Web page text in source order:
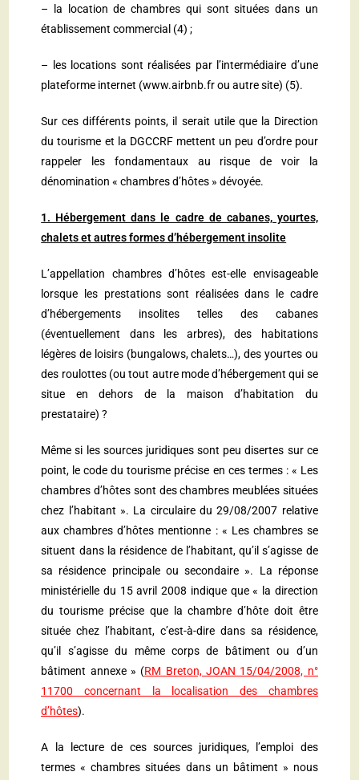
– la location de chambres qui sont situées dans un
établissement commercial (4) ;
– les locations sont réalisées par l’intermédiaire d’une
plateforme internet (www.airbnb.frou autre site) (5).
Sur ces différents points, il serait utile que la Direction
du tourisme et la DGCCRF mettent un peu d’ordre pour
rappeler les fondamentaux au risque de voir la
dénomination « chambres d’hôtes » dévoyée.
1. Hébergement dans le cadre de cabanes, yourtes,
chalets et autres formes d’hébergement insolite
L’appellation chambres d’hôtes est-elle envisageable
lorsque les prestations sont réalisées dans le cadre
d’hébergements insolites telles des cabanes
(éventuellement dans les arbres), des habitations
légères de loisirs (bungalows, chalets…), des yourtes ou
des roulottes (ou tout autre mode d’hébergement qui se
situe en dehors de la maison d’habitation du
prestataire) ?
Même si les sources juridiques sont peu disertes sur ce
point, le code du tourisme précise en ces termes : « Les
chambres d’hôtes sont des chambres meublées situées
chez l’habitant ». La circulaire du 29/08/2007 relative
aux chambres d’hôtes mentionne : « Les chambres se
situent dans la résidence de l’habitant, qu’il s’agisse de
sa résidence principale ou secondaire ». La réponse
ministérielle du 15 avril 2008 indique que « la direction
du tourisme précise que la chambre d’hôte doit être
située chez l’habitant, c’est-à-dire dans sa résidence,
qu’il s’agisse du même corps de bâtiment ou d’un
bâtiment annexe » (RM Breton, JOAN 15/04/2008, n°
11700 concernant la localisation des chambres
d’hôtes).
A la lecture de ces sources juridiques, l’emploi des
termes « chambres situées dans un bâtiment » nous